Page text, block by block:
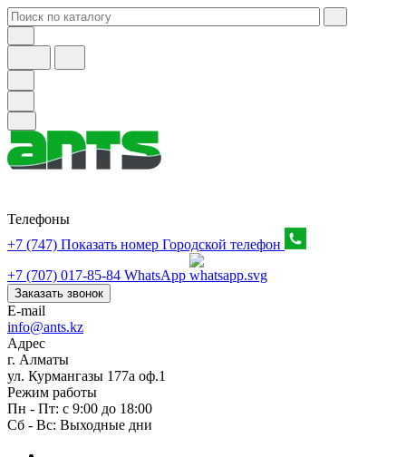
Телефоны
+7 (747) Показать номер Городской телефон
+7 (707) 017-85-84 WhatsApp
Заказать звонок
E-mail
info@ants.kz
Адрес
г. Алматы
ул. Курмангазы 177а оф.1
Режим работы
Пн - Пт: с 9:00 до 18:00
Сб - Вс: Выходные дни